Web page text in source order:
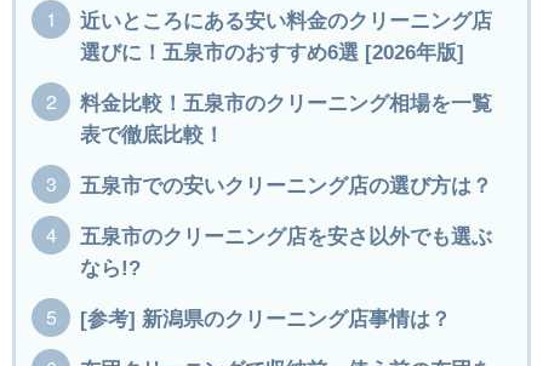
近いところにある安い料金のクリーニング店
選びに！五泉市のおすすめ6選 [2026年版]
料金比較！五泉市のクリーニング相場を一覧
表で徹底比較！
五泉市での安いクリーニング店の選び方は？
五泉市のクリーニング店を安さ以外でも選ぶ
なら!?
[参考] 新潟県のクリーニング店事情は？